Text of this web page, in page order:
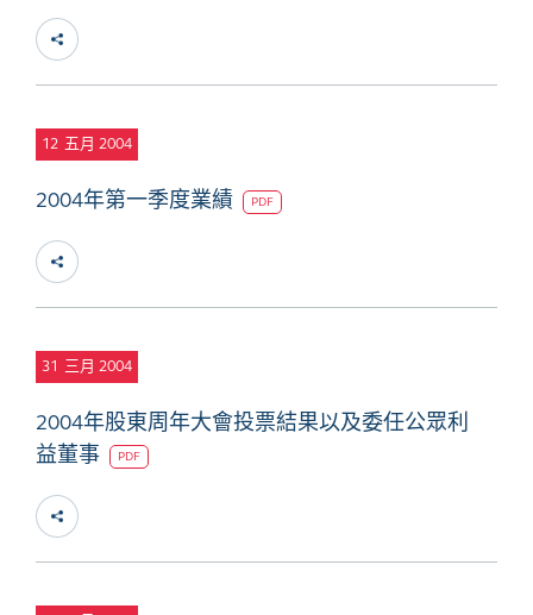
12 五月 2004
2004年第一季度業績 PDF
31 三月 2004
2004年股東周年大會投票結果以及委任公眾利
益董事
PDF